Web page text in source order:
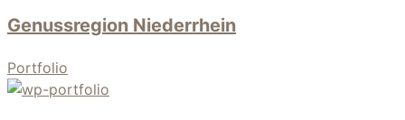
Genussregion Niederrhein
Portfolio